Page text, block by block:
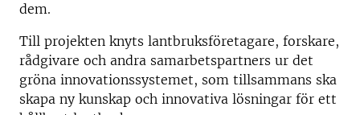
dem.
Till projekten knyts lantbruksföretagare, forskare,
rådgivare och andra samarbetspartners ur det
gröna innovationssystemet, som tillsammans ska
skapa ny kunskap och innovativa lösningar för ett